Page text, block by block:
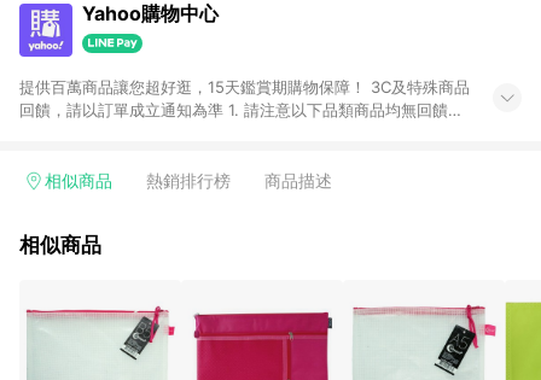
Yahoo購物中心
提供百萬商品讓您超好逛，15天鑑賞期購物保障！ 3C及特殊商品
回饋，請以訂單成立通知為準 1. 請注意以下品類商品均無回饋：
電玩/遊戲/相機/單眼/鏡頭/拍立得 [2024/6/1起適用] -內接硬
的購回饋活動享Yahoo超贈點回饋者 - 購物中心商店之商品：商
價券等虛擬貨幣折抵 4. 大宗採購或批發轉賣不具回饋資格： 如
有相關事證認定您為大宗採購、批發轉賣而非最終消費使用者，
相關認定以Yahoo購物中心之認定為準
相似商品 熱銷排行榜 商品描述
相似商品